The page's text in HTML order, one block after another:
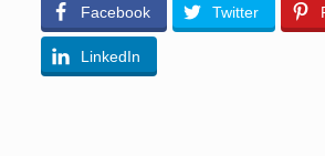
Facebook Twitter
LinkedIn